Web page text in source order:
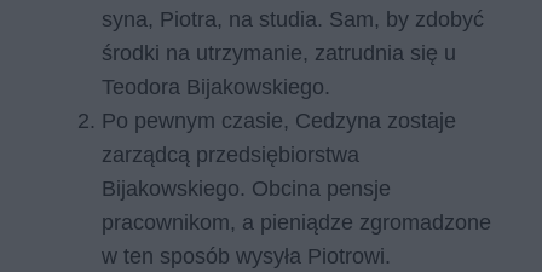
syna, Piotra, na studia. Sam, by zdobyć
środki na utrzymanie, zatrudnia się u
Teodora Bijakowskiego.
Po pewnym czasie, Cedzyna zostaje
zarządcą przedsiębiorstwa
Bijakowskiego. Obcina pensje
pracownikom, a pieniądze zgromadzone
w ten sposób wysyła Piotrowi.